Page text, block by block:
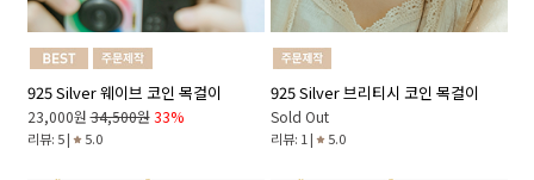
925 Silver 웨이브 코인 목걸이
23,000원 34,500원 33%
리뷰: 5 | 5.0
925 Silver 브리티시 코인 목걸이
Sold Out
리뷰: 1 | 5.0